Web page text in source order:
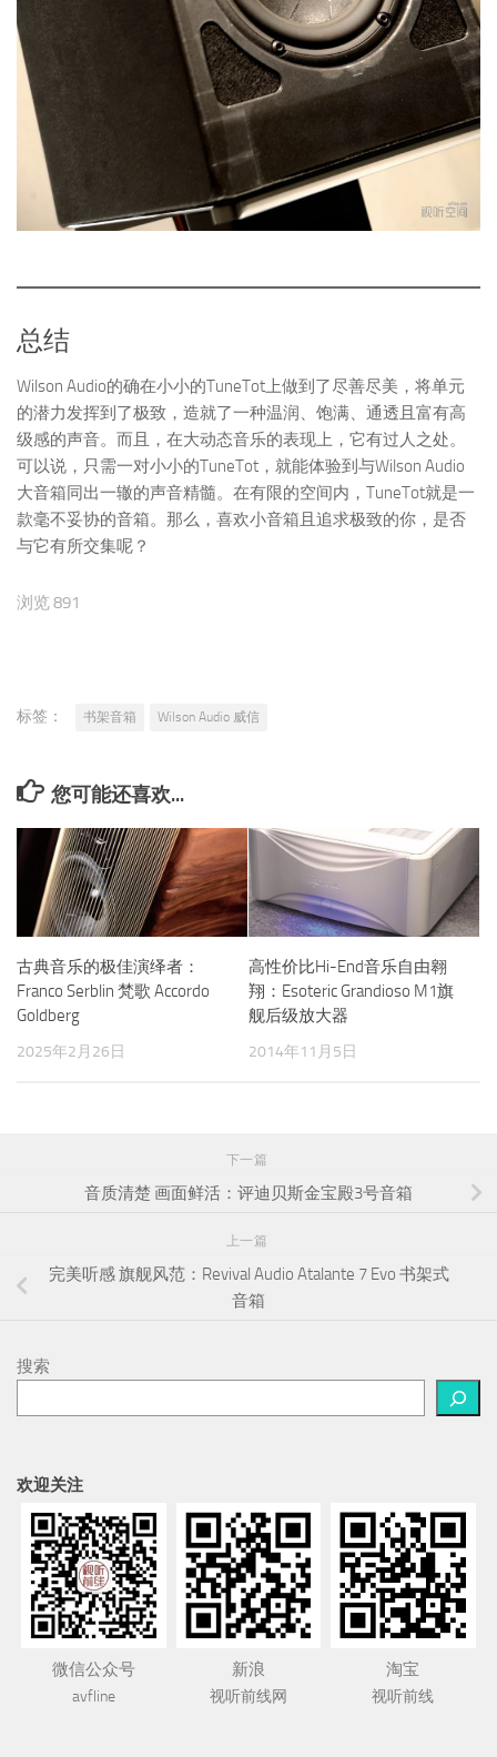
总结
Wilson Audio的确在小小的TuneTot上做到了尽善尽美，将单元
的潜力发挥到了极致，造就了一种温润、饱满、通透且富有高
级感的声音。而且，在大动态音乐的表现上，它有过人之处。
可以说，只需一对小小的TuneTot，就能体验到与Wilson Audio
大音箱同出一辙的声音精髓。在有限的空间内，TuneTot就是一
款毫不妥协的音箱。那么，喜欢小音箱且追求极致的你，是否
与它有所交集呢？
浏览 891
标签： 书架音箱 Wilson Audio 威信
您可能还喜欢...
古典音乐的极佳演绎者：
Franco Serblin 梵歌 Accordo
Goldberg
2025年2月26日
高性价比Hi-End音乐自由翱
翔：Esoteric Grandioso M1旗
舰后级放大器
2014年11月5日
下一篇
音质清楚 画面鲜活：评迪贝斯金宝殿3号音箱
上一篇
完美听感 旗舰风范：Revival Audio Atalante 7 Evo 书架式
音箱
搜索
欢迎关注
微信公众号
avfline
新浪
视听前线网
淘宝
视听前线